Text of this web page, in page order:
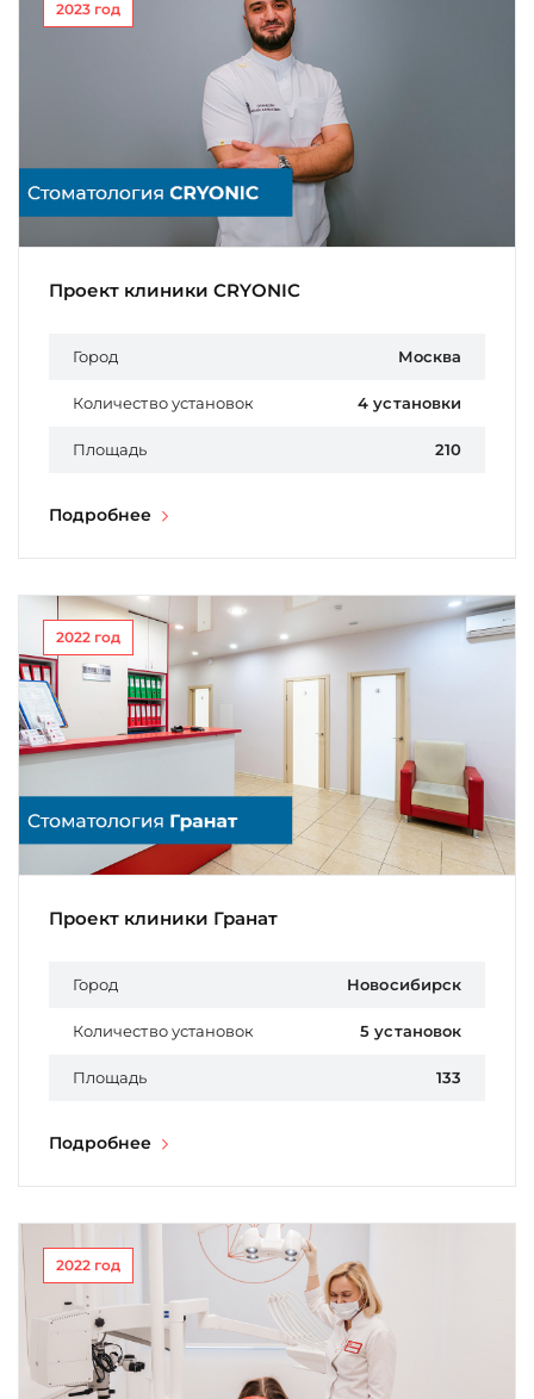
2023 год
Проект клиники CRYONIC
Город Москва
Количество установок 4 установки
Площадь 210
Подробнее
2022 год
Проект клиники Гранат
Город Новосибирск
Количество установок 5 установок
Площадь 133
Подробнее
2022 год